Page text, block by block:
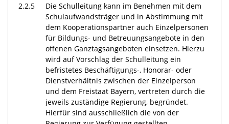
2.2.5
Die Schulleitung kann im Benehmen mit dem
Schulaufwandsträger und in Abstimmung mit
dem Kooperationspartner auch Einzelpersonen
für Bildungs- und Betreuungsangebote in den
offenen Ganztagsangeboten einsetzen. Hierzu
wird auf Vorschlag der Schulleitung ein
befristetes Beschäftigungs-, Honorar- oder
Dienstverhältnis zwischen der Einzelperson
und dem Freistaat Bayern, vertreten durch die
jeweils zuständige Regierung, begründet.
Hierfür sind ausschließlich die von der